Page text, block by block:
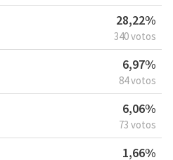
28,22%
340 votos
6,97%
84 votos
6,06%
73 votos
1,66%